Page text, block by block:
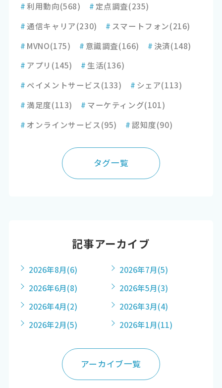
#利用動向(568) # 定点調査(235)
#通信キャリア(230) # スマートフォン(216)
# MVNO(175) # 意識調査(166) # 決済(148)
# アプリ (145) # 生活(136)
# ペイメントサービス(133) # シェア(113)
#満足度(113) # マーケティング(101)
# オンラインサービス(95) #認知度(90)
タグ一覧
記事アーカイブ
2026年8月(6) 2026年7月(5)
2026年6月(8) 2026年5月(3)
2026年4月(2) 2026年3月(4)
2026年2月(5) 2026年1月(11)
アーカイブ一覧